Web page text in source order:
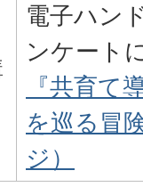
電子ハン
ンケート
『共育て
を巡る冒
ジ）